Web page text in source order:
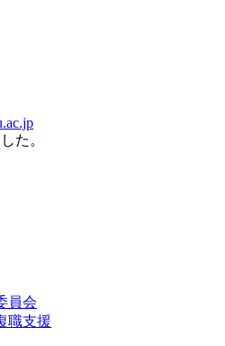
た。
員会
職支援